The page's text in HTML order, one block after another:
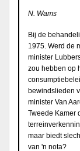
N. Wams
Bij de
1975. Werd de
minister
zou hebben op
bewindslieden
minister Van
Tweede Kamer
maar biedt
van 'n nota?